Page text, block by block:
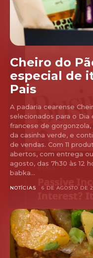
Cheiro do
especial de
Pais
A padaria cearense
selecionados para o Dia
francese de
da casinha verde, e
de vendas. Com 11
abertos, com entrega
agosto, das 7h30 às 12 horas. Os itens
babka...
NOTÍCIAS 6 DE AGOSTO DE